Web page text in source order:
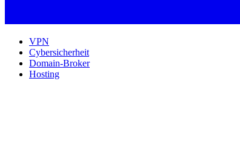
VPN
Cybersicherheit
Domain-Broker
Hosting